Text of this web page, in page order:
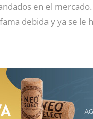
en el
debida y ya se le